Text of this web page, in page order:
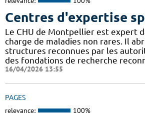
Centres d'expertise
Le CHU de Montpellier est expert
charge de maladies non rares. Il
structures reconnues par les
des fondations de recherche
16/04/2026 13:55
PAGES
relevance: 100%